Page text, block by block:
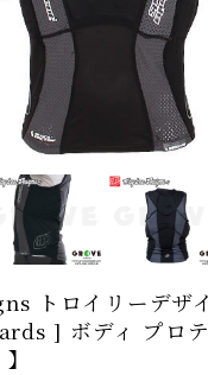
トロイリーデザ
] ボディ プロ